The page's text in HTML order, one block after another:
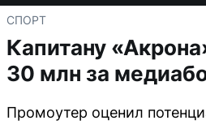
СПОРТ
Капитану
30 млн за
Промоутер оценил